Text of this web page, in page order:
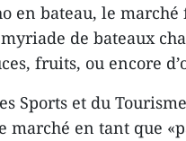
en bateau, le
de bateaux
fruits, ou encore
Sports et du
marché en tant que